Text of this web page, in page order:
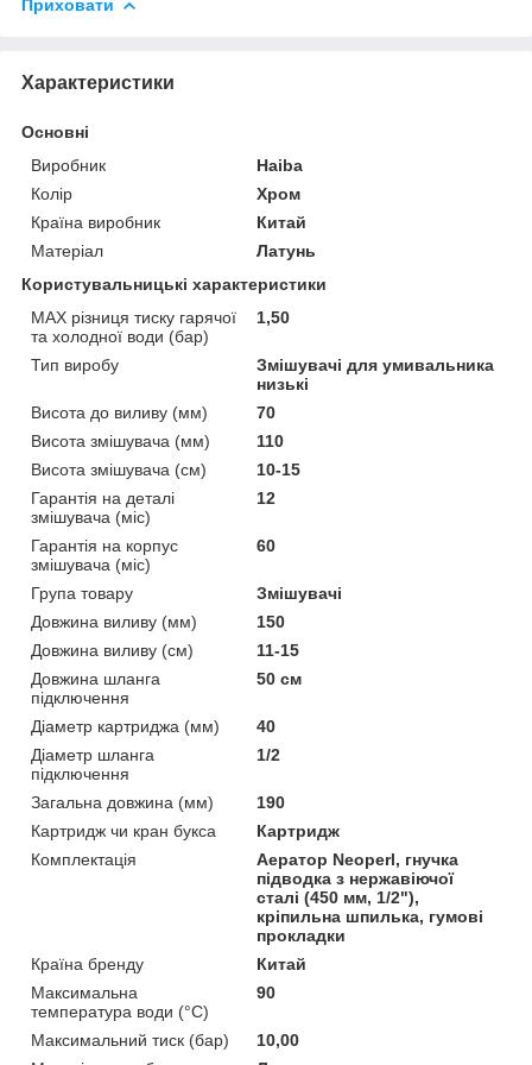
Приховати
Характеристики
Основні
Виробник
Haiba
Колір
Хром
Країна виробник
Китай
Матеріал
Латунь
Користувальницькі характеристики
MAX різниця тиску гарячої
та холодної води (бар)
1,50
Тип виробу
Змішувачі для умивальника
низькі
Висота до виливу (мм)
70
Висота змішувача (мм)
110
Висота змішувача (см)
10-15
Гарантія на деталі
змішувача (міс)
12
Гарантія на корпус
змішувача (міс)
60
Група товару
Змішувачі
Довжина виливу (мм)
150
Довжина виливу (см)
11-15
Довжина шланга
підключення
50 см
Діаметр картриджа (мм)
40
Діаметр шланга
підключення
1/2
Загальна довжина (мм)
190
Картридж чи кран букса
Картридж
Комплектація
Аератор Neoperl, гнучка
підводка з нержавіючої
сталі (450 мм, 1/2"),
кріпильна шпилька, гумові
прокладки
Країна бренду
Китай
Максимальна
температура води (°C)
90
Максимальний тиск (бар)
10,00